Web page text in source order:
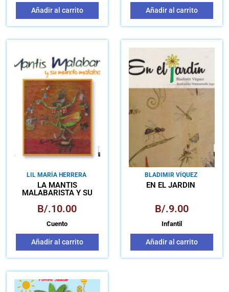
Añadir al carrito Añadir al carrito
LIL MARÍA HERRERA
LA MANTIS
MALABARISTA Y SU
B/.10.00
Cuento
Añadir al carrito
BLADIMIR VÍQUEZ
EN EL JARDÍN
B/.9.00
Infantil
Añadir al carrito